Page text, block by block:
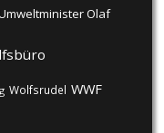
Olaf
Wolfsrudel WWF